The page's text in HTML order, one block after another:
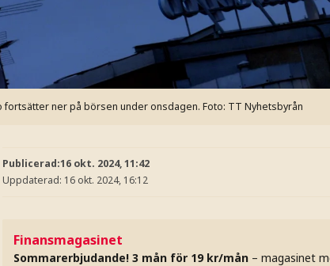
fortsätter ner på börsen under onsdagen. Foto: TT Nyhetsbyrån
Publicerad:16 okt. 2024, 11:42
Uppdaterad: 16 okt. 2024, 16:12
Finansmagasinet
Sommarerbjudande! 3 mån för 19 kr/mån – magasinet